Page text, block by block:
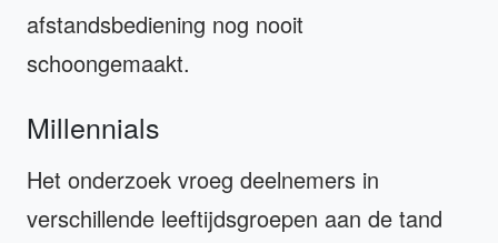
afstandsbediening nog nooit
schoongemaakt.
Millennials
Het onderzoek vroeg deelnemers in
verschillende leeftijdsgroepen aan de tand